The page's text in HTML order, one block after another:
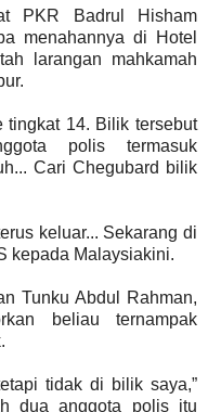
PKR Badrul Hisham
menahannya di Hotel
larangan mahkamah
tingkat 14. Bilik tersebut
polis termasuk
Cari Chegubard bilik
keluar... Sekarang di
kepada Malaysiakini.
Tunku Abdul Rahman,
beliau ternampak
tidak di bilik saya,”
dua anggota polis itu